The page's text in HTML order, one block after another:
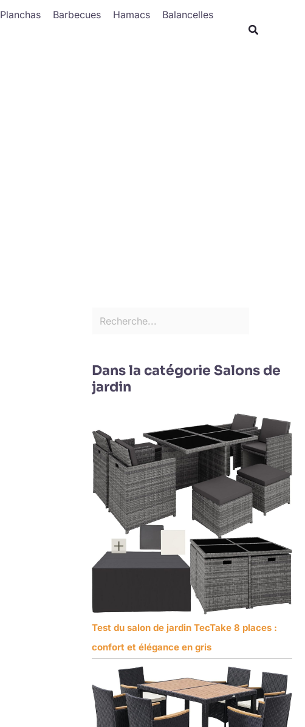
Planchas Barbecues Hamacs Balancelles
Rechercher
Dans la catégorie Salons de
jardin
Test du salon de jardin TecTake 8 places :
confort et élégance en gris